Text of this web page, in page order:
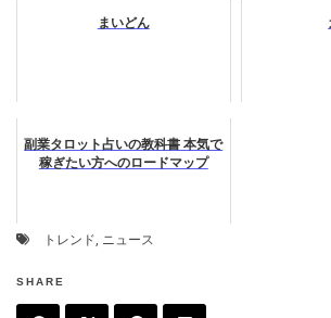
まいどん
副業タロット占いの教科書 本気で
稼ぎたい方へのロードマップ
トレンド, ニュース
SHARE